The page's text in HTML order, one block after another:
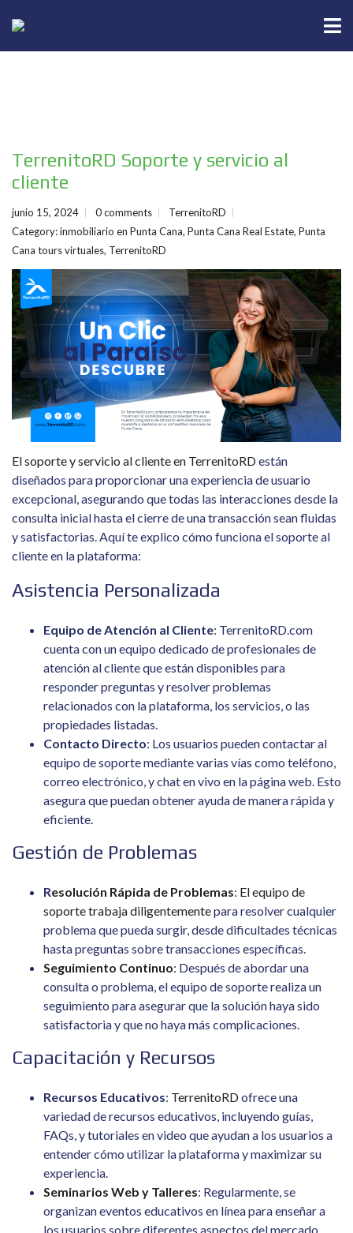
TerrenitoRD Soporte y servicio al
cliente
junio 15, 2024 0 comments
TerrenitoRD
Category:inmobiliario en Punta Cana, Punta Cana Real Estate, Punta
Cana tours virtuales, TerrenitoRD
El soporte y servicio al cliente en TerrenitoRDestán
diseñados para proporcionar una experiencia de usuario
excepcional, asegurando que todas las interacciones desde la
consulta inicial hasta el cierre de una transacción sean fluidas
y satisfactorias. Aquí te explico cómo funciona el soporte al
cliente en la plataforma:
Asistencia Personalizada
Equipo de Atención al Cliente: TerrenitoRD.com
cuenta con un equipo dedicado de profesionales de
atención al cliente que están disponibles para
responder preguntas y resolver problemas
relacionados con la plataforma, los servicios, o las
propiedades listadas.
Contacto Directo: Los usuarios pueden contactar al
equipo de soporte mediante varias vías como teléfono,
correo electrónico, y chat en vivo en la página web. Esto
asegura que puedan obtener ayuda de manera rápida y
eficiente.
Gestión de Problemas
Resolución Rápida de Problemas: El equipo de
soporte trabaja diligentementepara resolver cualquier
problema que pueda surgir, desde dificultades técnicas
hasta preguntas sobre transacciones específicas.
Seguimiento Continuo: Después de abordar una
consulta o problema, el equipo de soporte realiza un
seguimiento para asegurar que la solución haya sido
satisfactoria y que no haya más complicaciones.
Capacitación y Recursos
Recursos Educativos: TerrenitoRDofrece una
variedad de recursos educativos, incluyendo guías,
FAQs, y tutoriales en video que ayudan a los usuarios a
entender cómo utilizar la plataforma y maximizar su
experiencia.
Seminarios Web y Talleres: Regularmente, se
organizan eventos educativos en línea para enseñar a
los usuarios sobre diferentes aspectos del mercado